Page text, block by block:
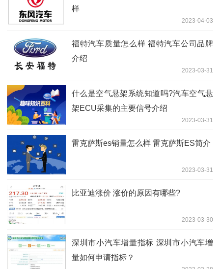
样
2023-04-03
福特汽车质量怎么样 福特汽车公司品牌
介绍
2023-03-31
什么是空气悬架系统知道吗?​汽车空气悬
架ECU采集的主要信号介绍
2023-03-31
雷克萨斯es销量怎么样 雷克萨斯ES简介
2023-03-31
比亚迪涨价 涨价的原因有哪些?
2023-03-30
深圳市小汽车增量指标 深圳市小汽车增
量如何申请指标？